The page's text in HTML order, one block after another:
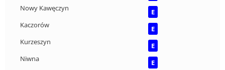
Nowy Kawęczyn
E
Kaczorów
E
Kurzeszyn
E
Niwna
E